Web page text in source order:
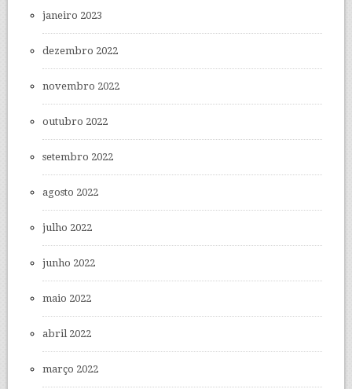
janeiro 2023
dezembro 2022
novembro 2022
outubro 2022
setembro 2022
agosto 2022
julho 2022
junho 2022
maio 2022
abril 2022
março 2022